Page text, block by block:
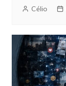
Célio